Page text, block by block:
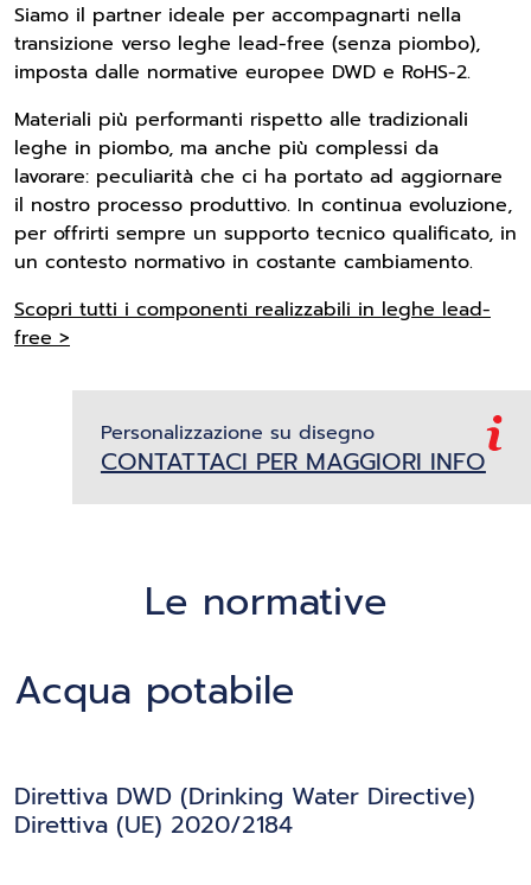
Siamo il partner ideale per accompagnarti nella
transizione verso leghe lead-free (senza piombo),
imposta dalle normative europee DWD e RoHS-2.
Materiali più performanti rispetto alle tradizionali
leghe in piombo, ma anche più complessi da
lavorare: peculiarità che ci ha portato ad aggiornare
il nostro processo produttivo. In continua evoluzione,
per offrirti sempre un supporto tecnico qualificato, in
un contesto normativo in costante cambiamento.
Scopri tutti i componenti realizzabili in leghe lead-
free >
Personalizzazione su disegno
CONTATTACI PER MAGGIORI INFO
Le normative
Acqua potabile
Direttiva DWD (Drinking Water Directive)
Direttiva (UE) 2020/2184